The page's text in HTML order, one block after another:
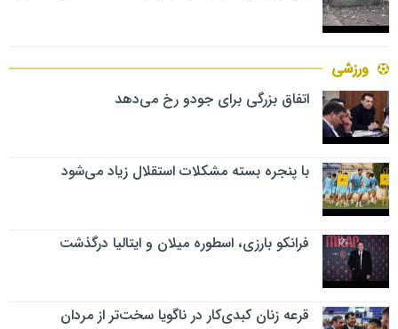
ورزشی
اتفاق بزرگی برای جودو رخ می‌دهد
با پنجره بسته مشکلات استقلال زیاد می‌شود
فرانکو بارزی، اسطوره میلان و ایتالیا درگذشت
قرعه زنان کبدی‌کار در ناگویا سخت‌تر از مردان